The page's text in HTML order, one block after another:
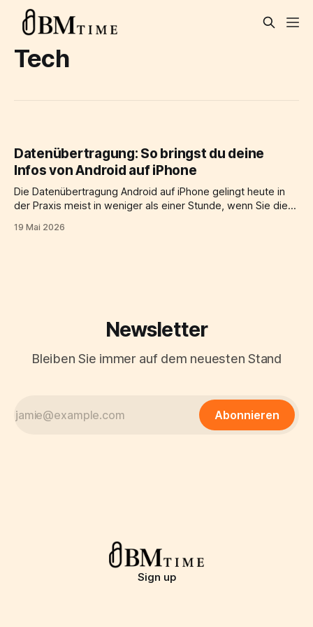
Tech
Datenübertragung: So bringst du deine
Infos von Android auf iPhone
Die Datenübertragung Android auf iPhone gelingt heute in
der Praxis meist in weniger als einer Stunde, wenn Sie die
Daten wählen. Beim Wechsel von Android zu iPhone ist
19 Mai 2026
Newsletter
Bleiben Sie immer auf dem neuesten Stand
Abonnieren
Sign up